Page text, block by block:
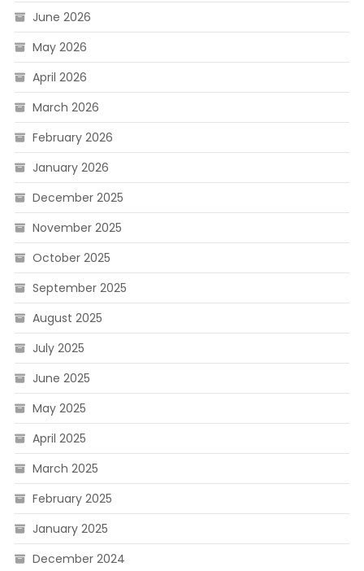
June 2026
May 2026
April 2026
March 2026
February 2026
January 2026
December 2025
November 2025
October 2025
September 2025
August 2025
July 2025
June 2025
May 2025
April 2025
March 2025
February 2025
January 2025
December 2024